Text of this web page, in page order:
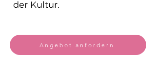
der Kultur.
Angebot anfordern